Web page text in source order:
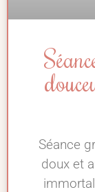
Séance
doux et